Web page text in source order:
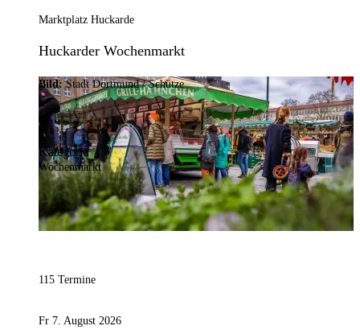
Marktplatz Huckarde
Huckarder Wochenmarkt
Bild:Stadt Dortmund / Schütze
Kategorie
Wochenmarkt
115 Termine
Fr 7. August 2026